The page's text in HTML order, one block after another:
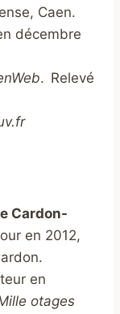
Caen.
décembre
. Relevé
Cardon-
en 2012,
en
otages